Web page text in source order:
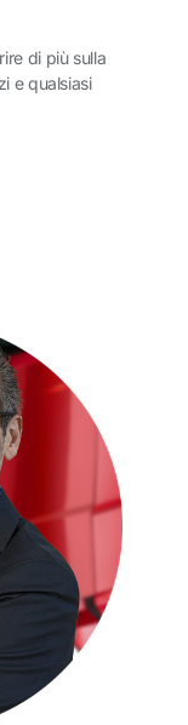
di più sulla
e qualsiasi